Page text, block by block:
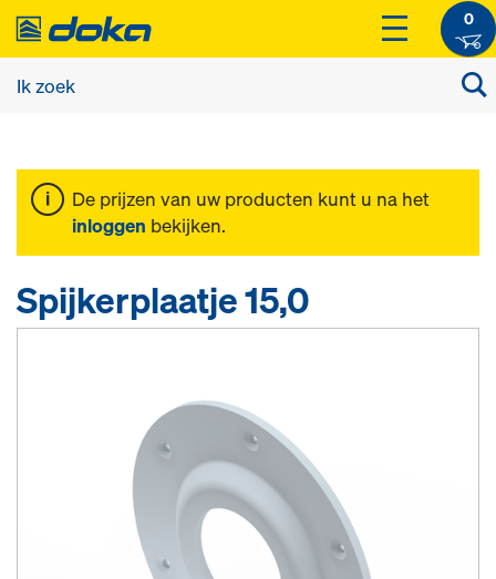
0
De prijzen van uw producten kunt u na het
inloggen bekijken.
Spijkerplaatje 15,0